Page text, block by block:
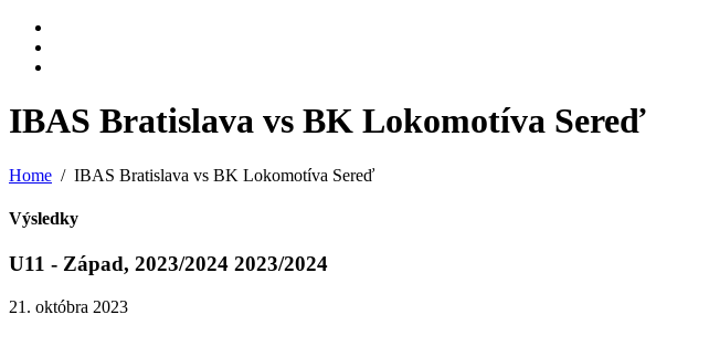
IBAS Bratislava vs BK Lokomotíva Sereď
Home IBAS Bratislava vs BK Lokomotíva Sereď
Výsledky
U11 - Západ, 2023/2024 2023/2024
21. októbra 2023